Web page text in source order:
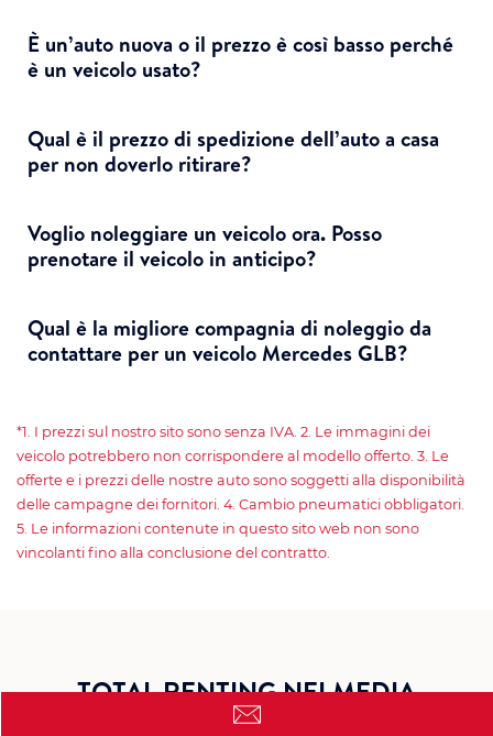
È un’auto nuova o il prezzo è così basso perché
è un veicolo usato?
Qual è il prezzo di spedizione dell’auto a casa
per non doverlo ritirare?
Voglio noleggiare un veicolo ora. Posso
prenotare il veicolo in anticipo?
Qual è la migliore compagnia di noleggio da
contattare per un veicolo Mercedes GLB?
*1. I prezzi sul nostro sito sono senza IVA. 2. Le immagini dei
veicolo potrebbero non corrispondere al modello offerto. 3. Le
offerte e i prezzi delle nostre auto sono soggetti alla disponibilità
delle campagne dei fornitori. 4. Cambio pneumatici obbligatori.
5. Le informazioni contenute in questo sito web non sono
vincolanti fino alla conclusione del contratto.
TOTAL RENTING NEI MEDIA